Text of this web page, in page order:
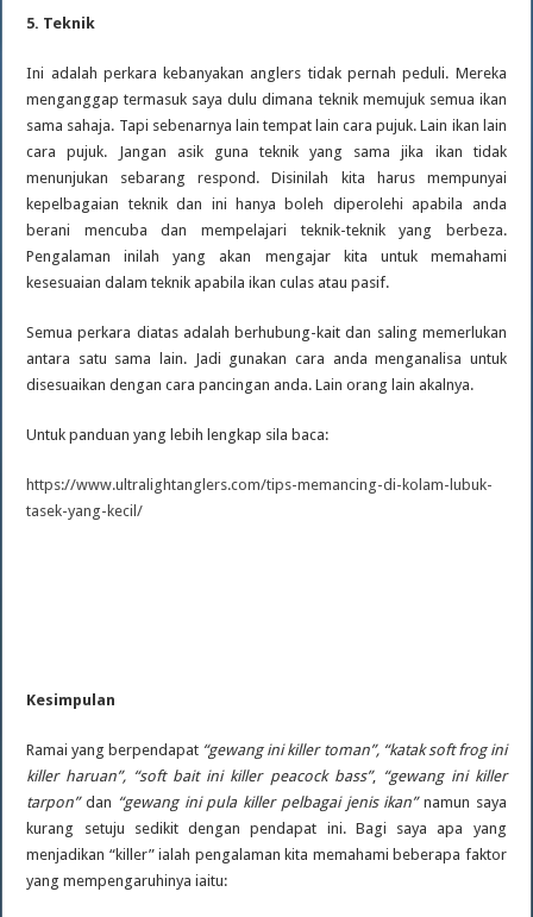
5. Teknik
Ini adalah perkara kebanyakan anglers tidak pernah peduli. Mereka
menganggap termasuk saya dulu dimana teknik memujuk semua ikan
sama sahaja. Tapi sebenarnya lain tempat lain cara pujuk. Lain ikan lain
cara pujuk. Jangan asik guna teknik yang sama jika ikan tidak
menunjukan sebarang respond. Disinilah kita harus mempunyai
kepelbagaian teknik dan ini hanya boleh diperolehi apabila anda
berani mencuba dan mempelajari teknik-teknik yang berbeza.
Pengalaman inilah yang akan mengajar kita untuk memahami
kesesuaian dalam teknik apabila ikan culas atau pasif.
Semua perkara diatas adalah berhubung-kait dan saling memerlukan
antara satu sama lain. Jadi gunakan cara anda menganalisa untuk
disesuaikan dengan cara pancingan anda. Lain orang lain akalnya.
Untuk panduan yang lebih lengkap sila baca:
https://www.ultralightanglers.com/tips-memancing-di-kolam-lubuk-
tasek-yang-kecil/
Kesimpulan
Ramai yang berpendapat “gewang ini killer toman”, “katak soft frog ini
killer haruan”, “soft bait ini killer peacock bass”, “gewang ini killer
tarpon”dan “gewang ini pula killer pelbagai jenis ikan”namun saya
kurang setuju sedikit dengan pendapat ini. Bagi saya apa yang
menjadikan “killer” ialah pengalaman kita memahami beberapa faktor
yang mempengaruhinya iaitu: